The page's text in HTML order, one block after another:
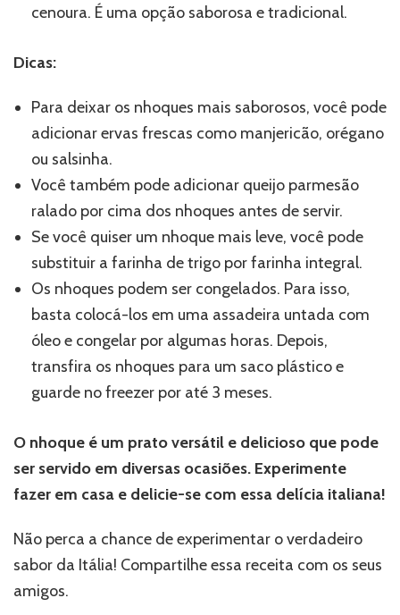
cenoura. É uma opção saborosa e tradicional.
Dicas:
Para deixar os nhoques mais saborosos, você pode
adicionar ervas frescas como manjericão, orégano
ou salsinha.
Você também pode adicionar queijo parmesão
ralado por cima dos nhoques antes de servir.
Se você quiser um nhoque mais leve, você pode
substituir a farinha de trigo por farinha integral.
Os nhoques podem ser congelados. Para isso,
basta colocá-los em uma assadeira untada com
óleo e congelar por algumas horas. Depois,
transfira os nhoques para um saco plástico e
guarde no freezer por até 3 meses.
O nhoque é um prato versátil e delicioso que pode
ser servido em diversas ocasiões. Experimente
fazer em casa e delicie-se com essa delícia italiana!
Não perca a chance de experimentar o verdadeiro
sabor da Itália! Compartilhe essa receita com os seus
amigos.